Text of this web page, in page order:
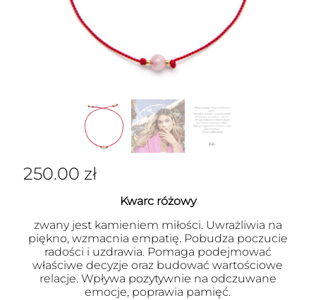
250.00 zł
Kwarc różowy
zwany jest kamieniem miłości. Uwrażliwia na
piękno, wzmacnia empatię. Pobudza poczucie
radości i uzdrawia. Pomaga podejmować
właściwe decyzje oraz budować wartościowe
relacje. Wpływa pozytywnie na odczuwane
emocje, poprawia pamięć.